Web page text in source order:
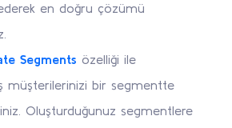
ederek en doğru çözümü
Segments özelliği ile
müşterilerinizi bir segmentte
Oluşturduğunuz segmentlere